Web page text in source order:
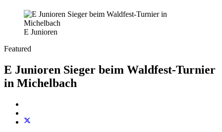
E Junioren
Featured
E Junioren Sieger beim Waldfest-Turnier
in Michelbach